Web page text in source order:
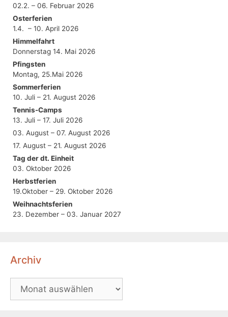
02.2. – 06. Februar 2026
Osterferien
1.4. – 10. April 2026
Himmelfahrt
Donnerstag 14. Mai 2026
Pfingsten
Montag, 25.Mai 2026
Sommerferien
10. Juli – 21. August 2026
Tennis-Camps
13. Juli – 17. Juli 2026
03. August – 07. August 2026
17. August – 21. August 2026
Tag der dt. Einheit
03. Oktober 2026
Herbstferien
19.Oktober – 29. Oktober 2026
Weihnachtsferien
23. Dezember – 03. Januar 2027
Archiv